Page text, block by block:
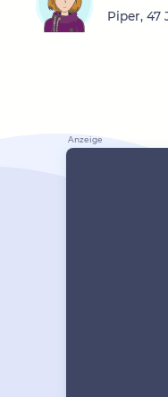
Piper, 47